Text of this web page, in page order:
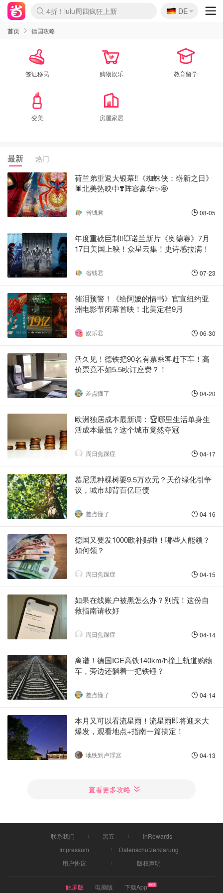
Boticinal 夏促开抢！
4折！lulu周四疯狂上新
还没结束！&OtherStories大促
Joybuy变相75折 随时失效
速领！Stanley独家85折
疑似霸哥！Camper额外叠85折
Zalando 奥莱闪促！每日更新
Moncler反季囤！5折起+叠9折
Coach Brooklyn仅€192
🇩🇪
DE
首页 德国攻略
签证移民
变美
购物娱乐
房屋家居
教育留学
最新 热门
荷兰弟重返大银幕‼️《蜘蛛侠：崭新之日》
🕷️北美热映中❣️阵容豪华✨🤩
省钱君 08-05
年度重磅巨制‼️💥诺兰新片《奥德赛》7月
17日美国上映！众星云集！史诗感拉满！
省钱君 07-23
催泪预警！《给阿嬷的情书》官宣纽约亚
洲电影节闭幕首映！北美定档9月
娱乐君 06-30
活久见！德铁把90名有票乘客赶下车！高
价票竟不如5.5欧订座费？！
差点懂了 04-20
欧洲独居成本最新调：🏆哪里生活单身生
活成本最低？这个城市竟然夺冠
周日焦躁症 04-17
慕尼黑种棵树要9.5万欧元？天价绿化引争
议，城市却背百亿巨债
差点懂了 04-16
德国又要发1000欧补贴啦！哪些人能领？
如何领？
周日焦躁症 04-15
如果在线账户被黑怎么办？别慌！这份自
救指南请收好
周日焦躁症 04-14
离谱！德国ICE高铁140km/h撞上轨道购物
车，旁边还躺着一把铁锤？
差点懂了 04-14
本月又可以看流星雨！流星雨即将迎来大
爆发，观看地点+指南一篇搞定！
地铁到卢浮宫 04-13
查看更多攻略
联系我们 黑五
InRewards
Impressum
Datenschutzerklärung
用户协议
版权声明
触屏版 电脑版 下载App